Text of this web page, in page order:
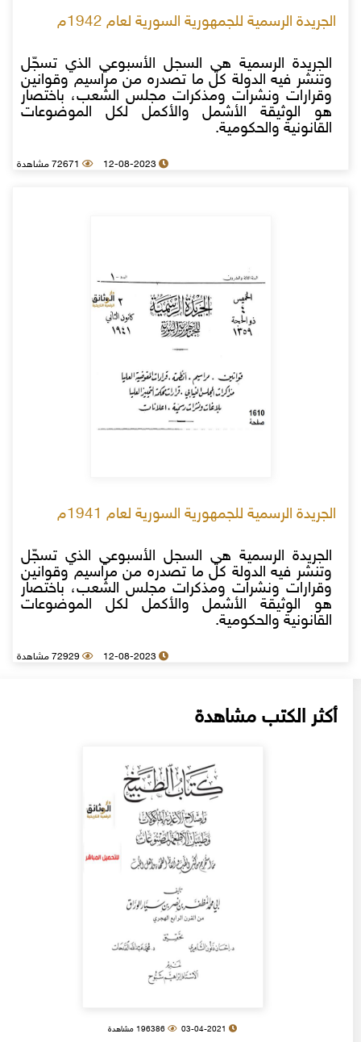
الجريدة الرسمية للجمهورية السورية لعام 1942م
الجريدة الرسمية هي السجل الأسبوعي الذي تسجّل
وتنشر فيه الدولة كل ما تصدره من مراسيم وقوانين
وقرارات ونشرات ومذكرات مجلس الشعب، باختصار
هو الوثيقة الأشمل والأكمل لكل الموضوعات
القانونية والحكومية.
12-08-2023 72671 مشاهدة
الجريدة الرسمية للجمهورية السورية لعام 1941م
الجريدة الرسمية هي السجل الأسبوعي الذي تسجّل
وتنشر فيه الدولة كل ما تصدره من مراسيم وقوانين
وقرارات ونشرات ومذكرات مجلس الشعب، باختصار
هو الوثيقة الأشمل والأكمل لكل الموضوعات
القانونية والحكومية.
12-08-2023 72929 مشاهدة
أكثر الكتب مشاهدة
03-04-2021 196386 مشاهدة